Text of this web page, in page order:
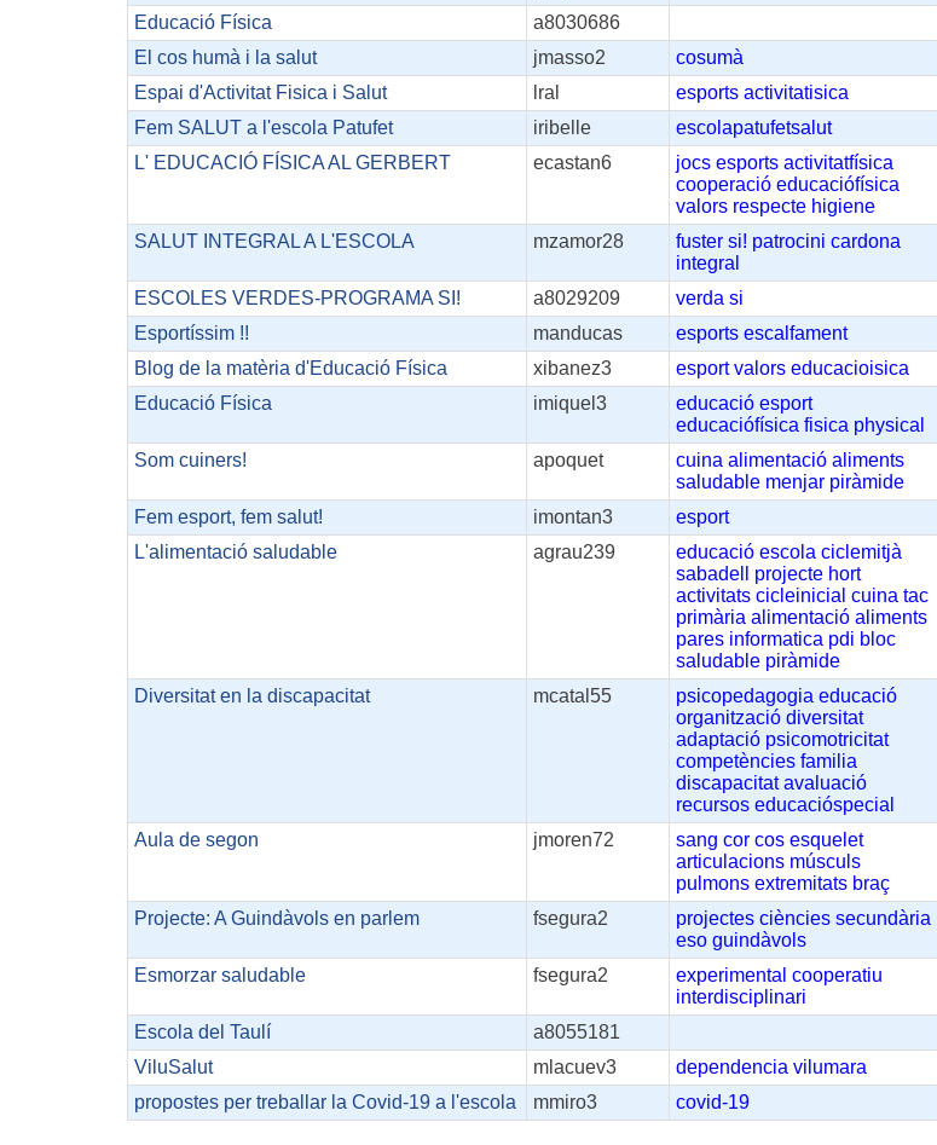
Educació Física
a8030686
El cos humà i la salut
jmasso2
cosumà
Espai d'Activitat Fisica i Salut
lral esports activitatisica
Fem SALUT a l'escola Patufet
iribelle
escolapatufetsalut
L' EDUCACIÓ FÍSICA AL GERBERT
ecastan6 jocs esports activitatfísica
cooperació educaciófísica
valors respecte higiene
SALUT INTEGRAL A L'ESCOLA
mzamor28 fuster si! patrocini cardona
integral
ESCOLES VERDES-PROGRAMA SI!
a8029209 verda si
Esportíssim !!
manducas esports escalfament
Blog de la matèria d'Educació Física
xibanez3 esport valors educacioisica
Educació Física
imiquel3 educació esport
educaciófísica fisica physical
Som cuiners!
apoquet cuina alimentació aliments
saludable menjar piràmide
Fem esport, fem salut!
imontan3
esport
L'alimentació saludable
agrau239 educació escola ciclemitjà
sabadell
projecte hort
activitats cicleinicial cuina tac
primària alimentació aliments
pares informatica pdi bloc
saludable piràmide
Diversitat en la discapacitat
mcatal55 psicopedagogia educació
organització diversitat
adaptació psicomotricitat
competències familia
discapacitat avaluació
recursos educacióspecial
Aula de segon
jmoren72 sang cor cos esquelet
articulacions músculs
pulmons extremitats braç
Projecte: A Guindàvols en parlem
fsegura2 projectes ciències secundària
eso guindàvols
Esmorzar saludable
fsegura2 experimental cooperatiu
interdisciplinari
Escola del Taulí
a8055181
ViluSalut
mlacuev3 dependencia vilumara
propostes per treballar la Covid-19 a l'escola
mmiro3 covid-19